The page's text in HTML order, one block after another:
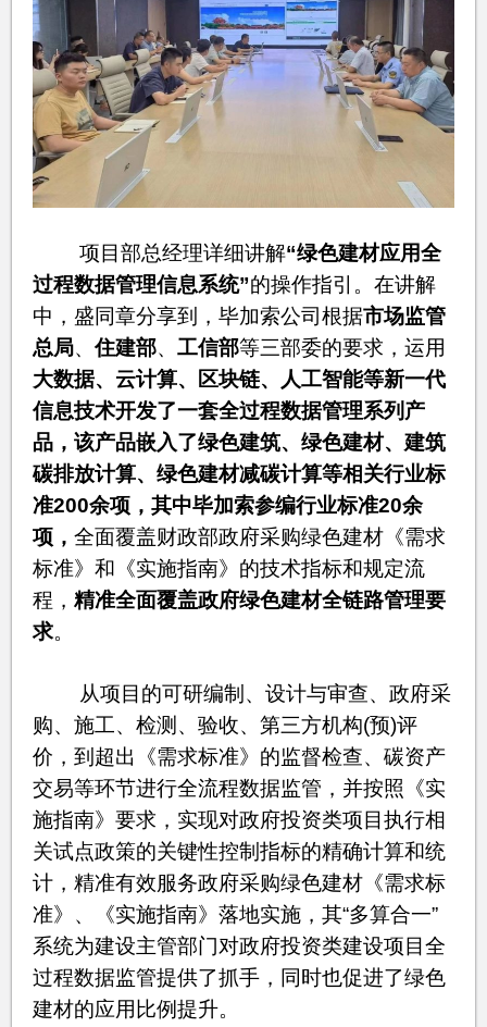
项目部总经理详细讲解“绿色建材应用全
过程数据管理信息系统”的操作指引。在讲解
中，盛同章分享到，毕加索公司根据市场监管
总局、 住建部、 工信部等三部委的要求，运用
大数据、云计算、区块链、人工智能等新一代
信息技术开发了一套全过程数据管理系列产
品，该产品嵌入了绿色建筑、绿色建材、建筑
碳排放计算、绿色建材减碳计算等相关行业标
准200余项，其中毕加索参编行业标准20余
项， 全面覆盖财政部政府采购绿色建材《需求
标准》和《实施指南》的技术指标和规定流
程， 精准全面覆盖政府绿色建材全链路管理要
求。
从项目的可研编制、设计与审查、政府采
购、施工、检测、验收、第三方机构(预)评
价，到超出《需求标准》的监督检查、碳资产
交易等环节进行全流程数据监管，并按照《实
施指南》要求，实现对政府投资类项目执行相
关试点政策的关键性控制指标的精确计算和统
计，精准有效服务政府采购绿色建材《需求标
准》、《实施指南》落地实施，其“多算合一”
系统为建设主管部门对政府投资类建设项目全
过程数据监管提供了抓手，同时也促进了绿色
建材的应用比例提升。